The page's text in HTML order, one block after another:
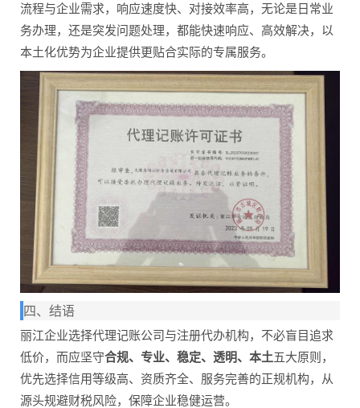
流程与企业需求，响应速度快、对接效率高，无论是日常业
务办理，还是突发问题处理，都能快速响应、高效解决，以
本土化优势为企业提供更贴合实际的专属服务。
四、结语
丽江企业选择代理记账公司与注册代办机构，不必盲目追求
低价，而应坚守合规、专业、稳定、透明、本土五大原则，
优先选择信用等级高、资质齐全、服务完善的正规机构，从
源头规避财税风险，保障企业稳健运营。